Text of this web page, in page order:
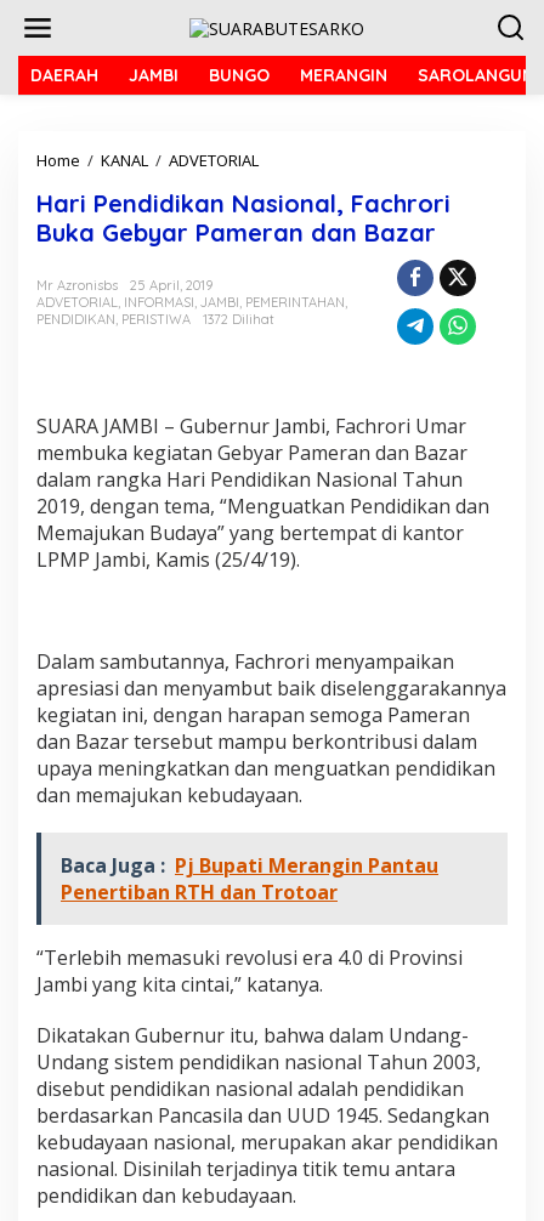
DAERAH JAMBI BUNGO MERANGIN SAROLANGUN
Home / KANAL / ADVETORIAL
r
i
P
d
a
n
N
a
s
i
o
F
a
c
h
r
o
r
u
k
a
e
b
y
P
m
e
r
a
n
d
Hari Pendidikan Nasional, Fachrori
Buka Gebyar Pameran dan Bazar
Mr Azronisbs
25 April, 2019
ADVETORIAL, INFORMASI, JAMBI, PEMERINTAHAN,
PENDIDIKAN, PERISTIWA 1372 Dilihat
SUARA JAMBI – Gubernur Jambi, Fachrori Umar
membuka kegiatan Gebyar Pameran dan Bazar
dalam rangka Hari Pendidikan Nasional Tahun
2019, dengan tema, “Menguatkan Pendidikan dan
Memajukan Budaya” yang bertempat di kantor
LPMP Jambi, Kamis (25/4/19).
Dalam sambutannya, Fachrori menyampaikan
apresiasi dan menyambut baik diselenggarakannya
kegiatan ini, dengan harapan semoga Pameran
dan Bazar tersebut mampu berkontribusi dalam
upaya meningkatkan dan menguatkan pendidikan
dan memajukan kebudayaan.
Baca Juga : Pj Bupati Merangin Pantau
Penertiban RTH dan Trotoar
“Terlebih memasuki revolusi era 4.0 di Provinsi
Jambi yang kita cintai,” katanya.
Dikatakan Gubernur itu, bahwa dalam Undang-
Undang sistem pendidikan nasional Tahun 2003,
disebut pendidikan nasional adalah pendidikan
berdasarkan Pancasila dan UUD 1945. Sedangkan
kebudayaan nasional, merupakan akar pendidikan
nasional. Disinilah terjadinya titik temu antara
pendidikan dan kebudayaan.